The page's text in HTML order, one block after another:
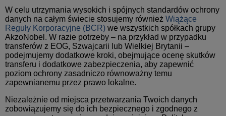
W celu utrzymania wysokich i spójnych standardów ochrony
danych na całym świecie stosujemy również Wiążące
Reguły Korporacyjne (BCR) we wszystkich spółkach grupy
AkzoNobel. W razie potrzeby – na przykład w przypadku
transferów z EOG, Szwajcarii lub Wielkiej Brytanii –
podejmujemy dodatkowe kroki, obejmujące ocenę skutków
transferu i dodatkowe zabezpieczenia, aby zapewnić
poziom ochrony zasadniczo równoważny temu
zapewnianemu przez prawo lokalne.
Niezależnie od miejsca przetwarzania Twoich danych
zobowiązujemy się do ich bezpiecznego i zgodnego z